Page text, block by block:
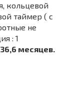
кольцевой
таймер ( с
не
: 1
месяцев.